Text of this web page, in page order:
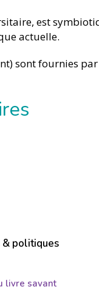
est
actuelle.
sont fournies
& politiques
livre savant